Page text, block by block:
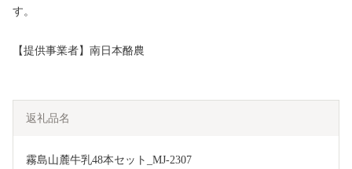
す。
【提供事業者】南日本酪農
返礼品名
霧島山麓牛乳48本セット_MJ-2307